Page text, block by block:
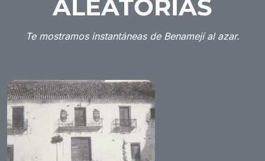
ALEATORIAS
Te mostramos instantáneas de Benamejí al azar.